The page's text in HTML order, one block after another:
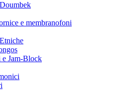
e membranofoni
e Jam-Block